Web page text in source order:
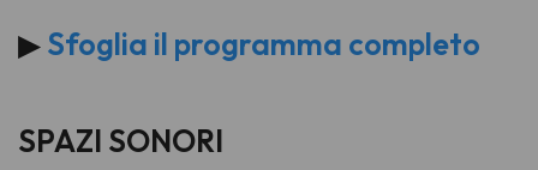
▶Sfoglia il programma completo
SPAZI SONORI